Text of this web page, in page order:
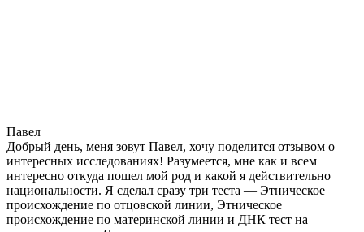
Павел
Добрый день, меня зовут Павел, хочу поделится отзывом о
интересных исследованиях! Разумеется, мне как и всем
интересно откуда пошел мой род и какой я действительно
национальности. Я сделал сразу три теста — Этническое
происхождение по отцовской линии, Этническое
происхождение по материнской линии и ДНК тест на